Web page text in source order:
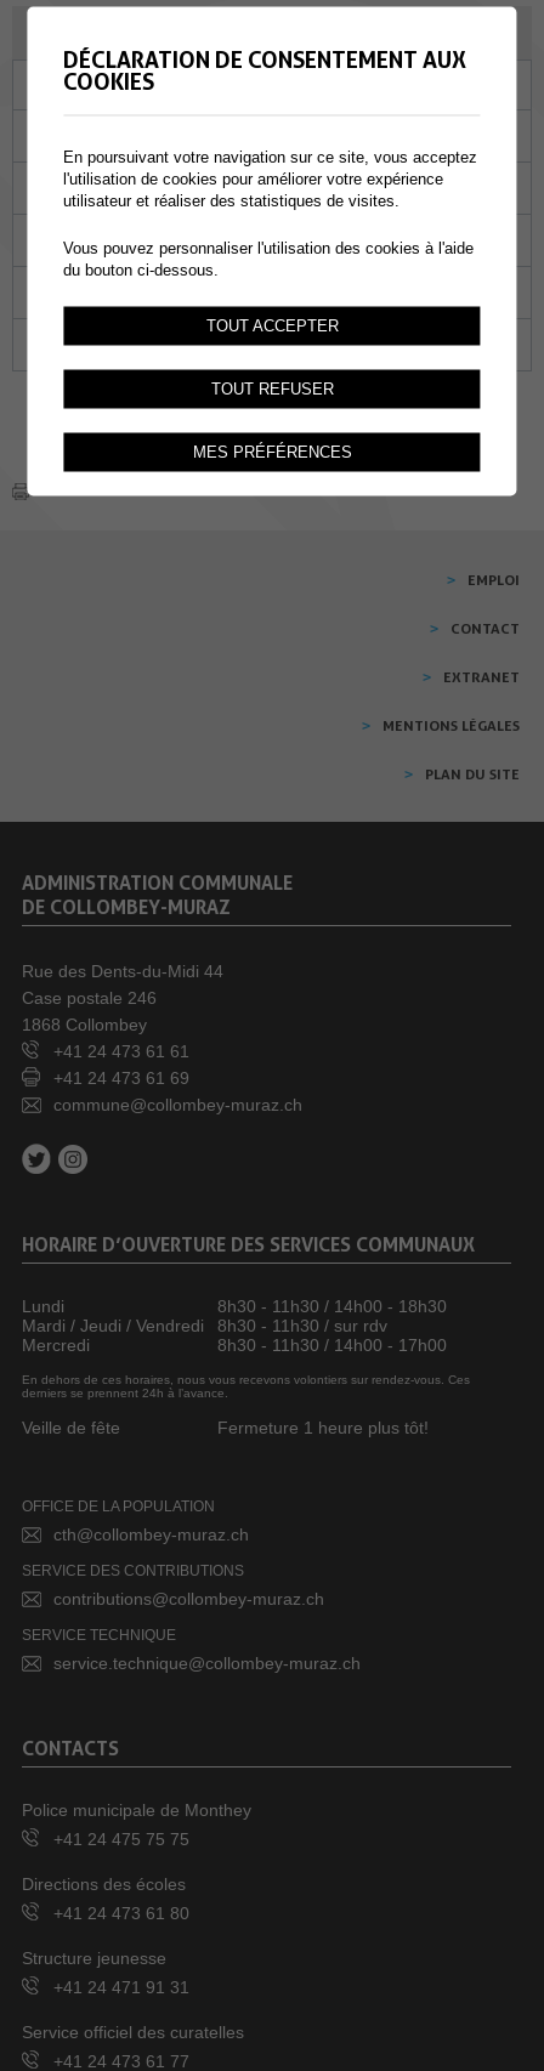
Ma
05 06 07 08 09
14 15 16
26 27 28 29 30
EMPLOI
CONTACT
EXTRANET
MENTIONS LÉGALES
PLAN DU SITE
ADMINISTRATION COMMUNALE
DE COLLOMBEY-MURAZ
Rue des Dents-du-Midi 44
Case postale 246
1868 Collombey
+41 24 473 61 61
+41 24 473 61 69
commune@collombey-muraz.ch
HORAIRE D’OUVERTURE DES SERVICES COMMUNAUX
Lundi
8h30 - 11h30 / 14h00 - 18h30
Mardi / Jeudi / Vendredi
8h30 - 11h30 / sur rdv
Mercredi
8h30 - 11h30 / 14h00 - 17h00
En dehors de ces horaires, nous vous recevons volontiers sur rendez-vous. Ces
derniers se prennent 24h à l’avance.
Veille de fête Fermeture 1 heure plus tôt!
OFFICE DE LA POPULATION
cth@collombey-muraz.ch
SERVICE DES CONTRIBUTIONS
contributions@collombey-muraz.ch
SERVICE TECHNIQUE
service.technique@collombey-muraz.ch
CONTACTS
Police municipale de Monthey
+41 24 475 75 75
Directions des écoles
+41 24 473 61 80
Structure jeunesse
+41 24 471 91 31
Service officiel des curatelles
+41 24 473 61 77
DÉCLARATION DE CONSENTEMENT AUX
COOKIES
En poursuivant votre navigation sur ce site, vous acceptez
l'utilisation de cookies pour améliorer votre expérience
utilisateur et réaliser des statistiques de visites.
Vous pouvez personnaliser l'utilisation des cookies à l'aide
du bouton ci-dessous.
TOUT ACCEPTER
TOUT REFUSER
MES PRÉFÉRENCES